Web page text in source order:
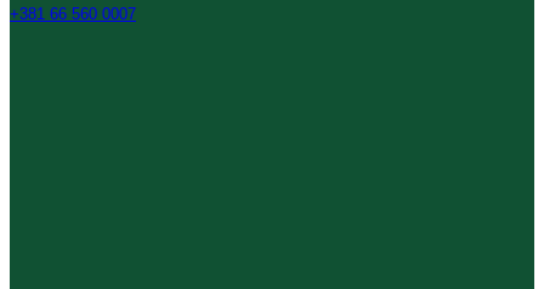
+381 66 560 0007